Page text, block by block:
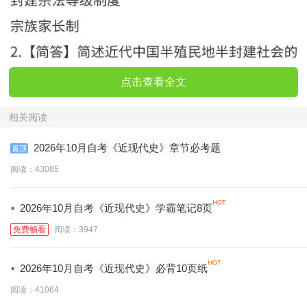
点击查看全文
相关阅读
2026年10月自考《近现代史》章节必考题
阅读：43085
· 2026年10月自考《近现代史》学霸笔记8页
免费畅看 阅读：3947
· 2026年10月自考《近现代史》必背10页纸
阅读：41064